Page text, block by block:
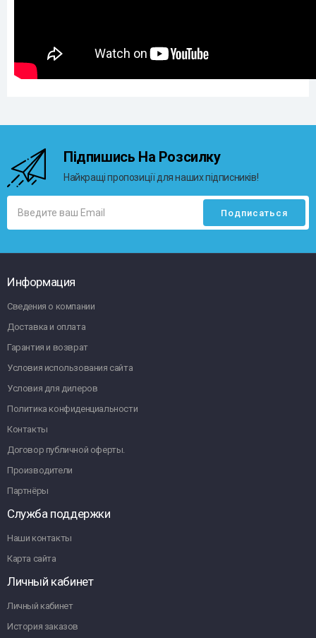
Підпишись На Розсилку
Найкращі пропозиції для наших підписників!
Информация
Сведения о компании
Доставка и оплата
Гарантия и возврат
Условия использования сайта
Условия для дилеров
Политика конфиденциальности
Контакты
Договор публичной оферты.
Производители
Партнёры
Служба поддержки
Наши контакты
Карта сайта
Личный кабинет
Личный кабинет
История заказов